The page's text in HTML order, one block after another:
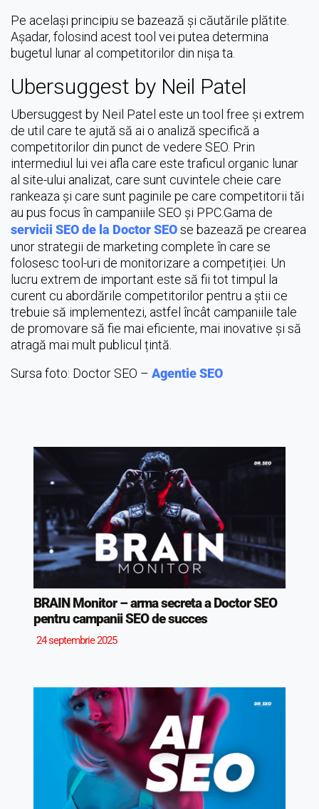
Pe același principiu se bazează și căutările plătite.
Așadar, folosind acest tool vei putea determina
bugetul lunar al competitorilor din nișa ta.
Ubersuggest by Neil Patel
Ubersuggest by Neil Patel este un tool free și extrem
de util care te ajută să ai o analiză specifică a
competitorilor din punct de vedere SEO. Prin
intermediul lui vei afla care este traficul organic lunar
al site-ului analizat, care sunt cuvintele cheie care
rankeaza și care sunt paginile pe care competitorii tăi
au pus focus în campaniile SEO și PPC.Gama de
servicii SEO de la Doctor SEOse bazează pe crearea
unor strategii de marketing complete în care se
folosesc tool-uri de monitorizare a competiției. Un
lucru extrem de important este să fii tot timpul la
curent cu abordările competitorilor pentru a știi ce
trebuie să implementezi, astfel încât campaniile tale
de promovare să fie mai eficiente, mai inovative și să
atragă mai mult publicul țintă.
Sursa foto: Doctor SEO – Agentie SEO
BRAIN Monitor – arma secreta a Doctor SEO
pentru campanii SEO de succes
24 septembrie 2025